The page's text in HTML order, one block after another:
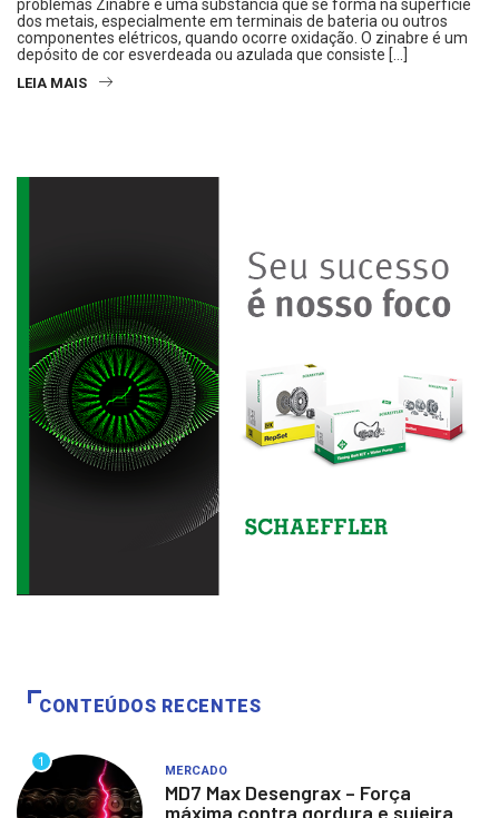
problemas Zinabre é uma substância que se forma na superfície
dos metais, especialmente em terminais de bateria ou outros
componentes elétricos, quando ocorre oxidação. O zinabre é um
depósito de cor esverdeada ou azulada que consiste […]
LEIA MAIS
CONTEÚDOS RECENTES
1
MERCADO
MD7 Max Desengrax – Força
máxima contra gordura e sujeira